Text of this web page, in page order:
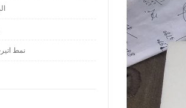
نمط